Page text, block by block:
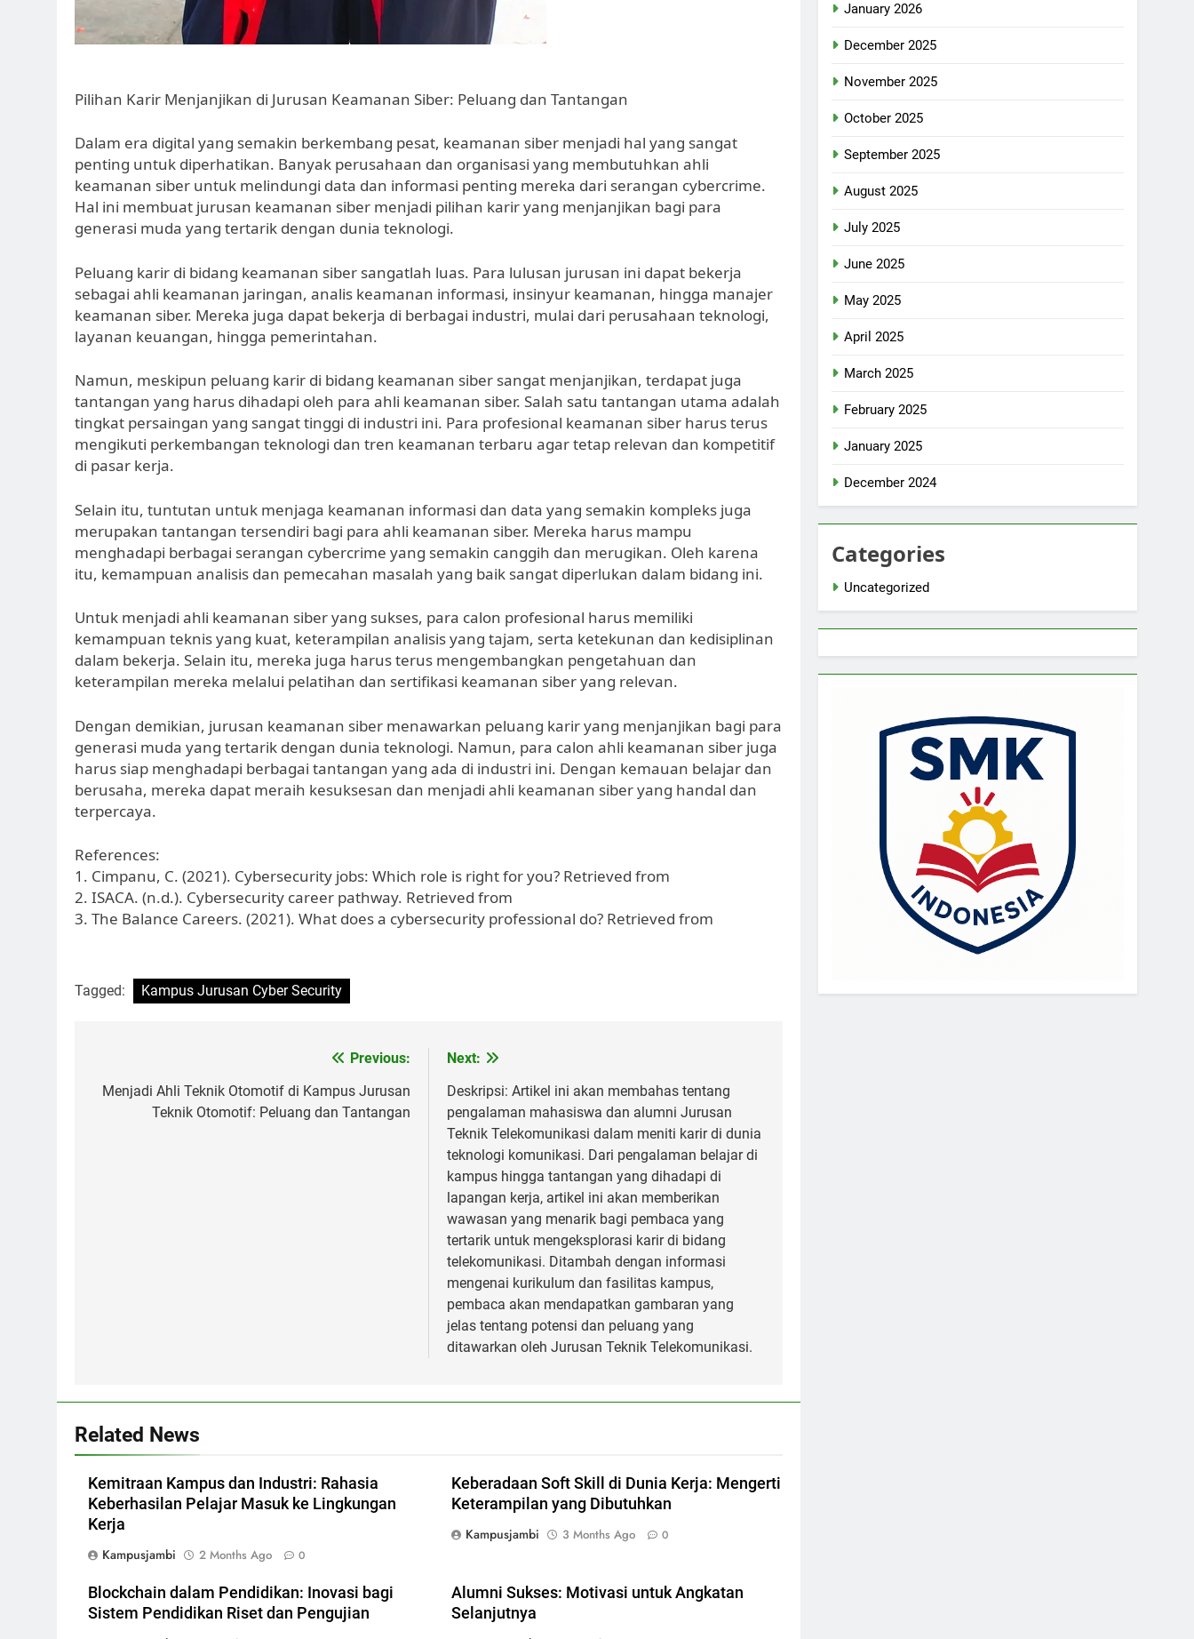
Pilihan Karir Menjanjikan di Jurusan Keamanan Siber: Peluang dan Tantangan
Dalam era digital yang semakin berkembang pesat, keamanan siber menjadi hal yang sangat
penting untuk diperhatikan. Banyak perusahaan dan organisasi yang membutuhkan ahli
keamanan siber untuk melindungi data dan informasi penting mereka dari serangan cybercrime.
Hal ini membuat jurusan keamanan siber menjadi pilihan karir yang menjanjikan bagi para
generasi muda yang tertarik dengan dunia teknologi.
Peluang karir di bidang keamanan siber sangatlah luas. Para lulusan jurusan ini dapat bekerja
sebagai ahli keamanan jaringan, analis keamanan informasi, insinyur keamanan, hingga manajer
keamanan siber. Mereka juga dapat bekerja di berbagai industri, mulai dari perusahaan teknologi,
layanan keuangan, hingga pemerintahan.
Namun, meskipun peluang karir di bidang keamanan siber sangat menjanjikan, terdapat juga
tantangan yang harus dihadapi oleh para ahli keamanan siber. Salah satu tantangan utama adalah
tingkat persaingan yang sangat tinggi di industri ini. Para profesional keamanan siber harus terus
mengikuti perkembangan teknologi dan tren keamanan terbaru agar tetap relevan dan kompetitif
di pasar kerja.
Selain itu, tuntutan untuk menjaga keamanan informasi dan data yang semakin kompleks juga
merupakan tantangan tersendiri bagi para ahli keamanan siber. Mereka harus mampu
menghadapi berbagai serangan cybercrime yang semakin canggih dan merugikan. Oleh karena
itu, kemampuan analisis dan pemecahan masalah yang baik sangat diperlukan dalam bidang ini.
Untuk menjadi ahli keamanan siber yang sukses, para calon profesional harus memiliki
kemampuan teknis yang kuat, keterampilan analisis yang tajam, serta ketekunan dan kedisiplinan
dalam bekerja. Selain itu, mereka juga harus terus mengembangkan pengetahuan dan
keterampilan mereka melalui pelatihan dan sertifikasi keamanan siber yang relevan.
Dengan demikian, jurusan keamanan siber menawarkan peluang karir yang menjanjikan bagi para
generasi muda yang tertarik dengan dunia teknologi. Namun, para calon ahli keamanan siber juga
harus siap menghadapi berbagai tantangan yang ada di industri ini. Dengan kemauan belajar dan
berusaha, mereka dapat meraih kesuksesan dan menjadi ahli keamanan siber yang handal dan
terpercaya.
References:
1. Cimpanu, C. (2021). Cybersecurity jobs: Which role is right for you? Retrieved from
2. ISACA. (n.d.). Cybersecurity career pathway. Retrieved from
3. The Balance Careers. (2021). What does a cybersecurity professional do? Retrieved from
Tagged: Kampus Jurusan Cyber Security
navigation
Previous:
Menjadi Ahli Teknik Otomotif di Kampus Jurusan
Teknik Otomotif: Peluang dan Tantangan
Next:
Deskripsi: Artikel ini akan membahas tentang
pengalaman mahasiswa dan alumni Jurusan
Teknik Telekomunikasi dalam meniti karir di dunia
teknologi komunikasi. Dari pengalaman belajar di
kampus hingga tantangan yang dihadapi di
lapangan kerja, artikel ini akan memberikan
wawasan yang menarik bagi pembaca yang
tertarik untuk mengeksplorasi karir di bidang
telekomunikasi. Ditambah dengan informasi
mengenai kurikulum dan fasilitas kampus,
pembaca akan mendapatkan gambaran yang
jelas tentang potensi dan peluang yang
ditawarkan oleh Jurusan Teknik Telekomunikasi.
Related News
Kemitraan Kampus dan Industri: Rahasia
Keberhasilan Pelajar Masuk ke Lingkungan
Kerja
Kampusjambi
2 Months Ago 0
Keberadaan Soft Skill di Dunia Kerja: Mengerti
Keterampilan yang Dibutuhkan
Kampusjambi
3 Months Ago 0
Blockchain dalam Pendidikan: Inovasi bagi
Sistem Pendidikan Riset dan Pengujian
Alumni Sukses: Motivasi untuk Angkatan
Selanjutnya
January 2026
December 2025
November 2025
October 2025
September 2025
August 2025
July 2025
June 2025
May 2025
April 2025
March 2025
February 2025
January 2025
December 2024
Categories
Uncategorized